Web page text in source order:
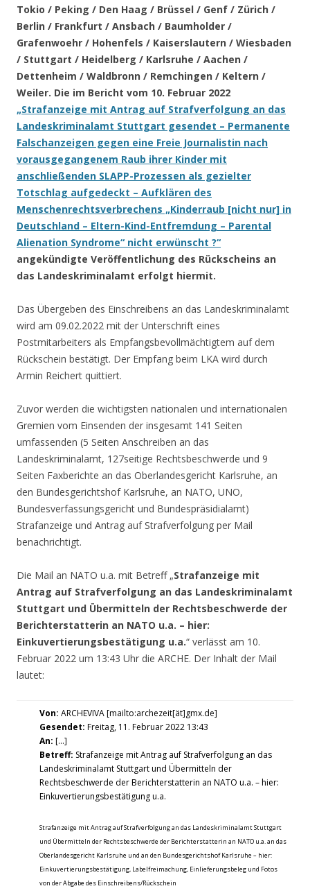
Tokio / Peking / Den Haag / Brüssel / Genf / Zürich /
Berlin / Frankfurt / Ansbach / Baumholder /
Grafenwoehr / Hohenfels / Kaiserslautern / Wiesbaden
/ Stuttgart / Heidelberg / Karlsruhe / Aachen /
Dettenheim / Waldbronn / Remchingen / Keltern /
Weiler. Die im Bericht vom 10. Februar 2022
„Strafanzeige mit Antrag auf Strafverfolgung an das
Landeskriminalamt Stuttgart gesendet – Permanente
Falschanzeigen gegen eine Freie Journalistin nach
vorausgegangenem Raub ihrer Kinder mit
anschließenden SLAPP-Prozessen als gezielter
Totschlag aufgedeckt – Aufklären des
Menschenrechtsverbrechens „Kinderraub [nicht nur] in
Deutschland – Eltern-Kind-Entfremdung – Parental
Alienation Syndrome“ nicht erwünscht ?“
angekündigte Veröffentlichung des Rückscheins an
das Landeskriminalamt erfolgt hiermit.
Das Übergeben des Einschreibens an das Landeskriminalamt
wird am 09.02.2022 mit der Unterschrift eines
Postmitarbeiters als Empfangsbevollmächtigtem auf dem
Rückschein bestätigt. Der Empfang beim LKA wird durch
Armin Reichert quittiert.
Zuvor werden die wichtigsten nationalen und internationalen
Gremien vom Einsenden der insgesamt 141 Seiten
umfassenden (5 Seiten Anschreiben an das
Landeskriminalamt, 127seitige Rechtsbeschwerde und 9
Seiten Faxberichte an das Oberlandesgericht Karlsruhe, an
den Bundesgerichtshof Karlsruhe, an NATO, UNO,
Bundesverfassungsgericht und Bundespräsidialamt)
Strafanzeige und Antrag auf Strafverfolgung per Mail
benachrichtigt.
Die Mail an NATO u.a. mit Betreff „Strafanzeige mit
Antrag auf Strafverfolgung an das Landeskriminalamt
Stuttgart und Übermitteln der Rechtsbeschwerde der
Berichterstatterin an NATO u.a. – hier:
Einkuvertierungsbestätigung u.a.“ verlässt am 10.
Februar 2022 um 13:43 Uhr die ARCHE. Der Inhalt der Mail
lautet:
Von: ARCHEVIVA [mailto:archezeit[ät]gmx.de]
Gesendet: Freitag, 11. Februar 2022 13:43
An: […]
Betreff: Strafanzeige mit Antrag auf Strafverfolgung an das
Landeskriminalamt Stuttgart und Übermitteln der
Rechtsbeschwerde der Berichterstatterin an NATO u.a. – hier:
Einkuvertierungsbestätigung u.a.
Strafanzeige mit Antrag auf Strafverfolgung an das Landeskriminalamt Stuttgart
und Übermitteln der Rechtsbeschwerde der Berichterstatterin an NATO u.a. an das
Oberlandesgericht Karlsruhe und an den Bundesgerichtshof Karlsruhe – hier:
Einkuvertierungsbestätigung, Labelfreimachung, Einlieferungsbeleg und Fotos
von der Abgabe des Einschreibens/Rückschein